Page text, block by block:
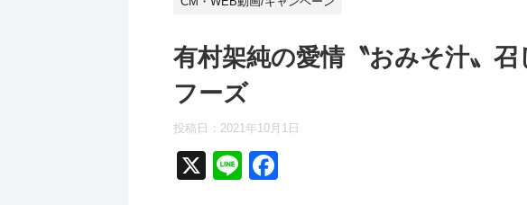
有村架純の愛情〝おみそ汁〟
フーズ
投稿日： 2021年10月1日
X
Li